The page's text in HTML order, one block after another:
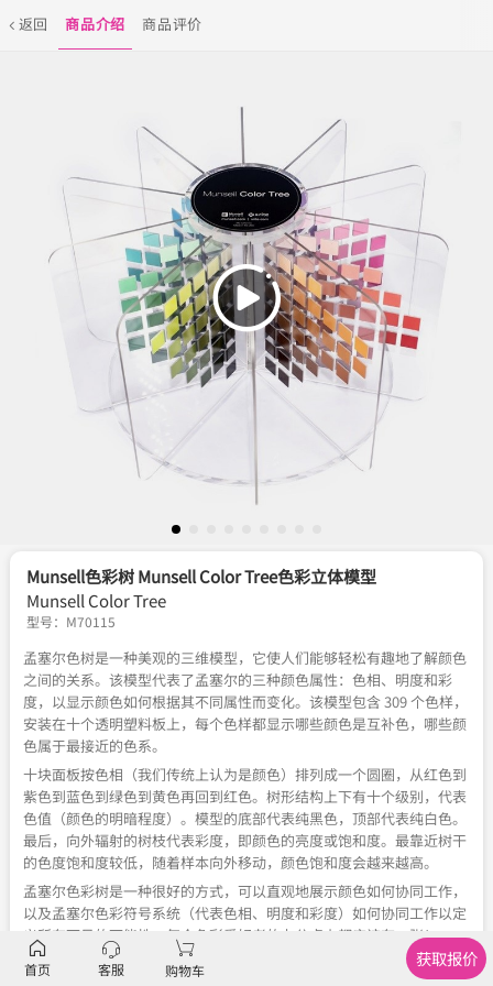
返回 商品介绍 商品评价
Munsell色彩树 Munsell Color Tree色彩立体模型
Munsell Color Tree
型号： M70115
孟塞尔色树是一种美观的三维模型，它使人们能够轻松有趣地了解颜色
之间的关系。该模型代表了孟塞尔的三种颜色属性：色相、明度和彩
度，以显示颜色如何根据其不同属性而变化。该模型包含 309 个色样，
安装在十个透明塑料板上，每个色样都显示哪些颜色是互补色，哪些颜
色属于最接近的色系。
十块面板按色相（我们传统上认为是颜色）排列成一个圆圈，从红色到
紫色到蓝色到绿色到黄色再回到红色。树形结构上下有十个级别，代表
色值（颜色的明暗程度）。模型的底部代表纯黑色，顶部代表纯白色。
最后，向外辐射的树枝代表彩度，即颜色的亮度或饱和度。最靠近树干
的色度饱和度较低，随着样本向外移动，颜色饱和度会越来越高。
孟塞尔色彩树是一种很好的方式，可以直观地展示颜色如何协同工作，
以及孟塞尔色彩符号系统（代表色相、明度和彩度）如何协同工作以定
义所有可见的可能性。每个色彩爱好者的办公桌上都应该有一张！
首页 客服 购物车
获取报价